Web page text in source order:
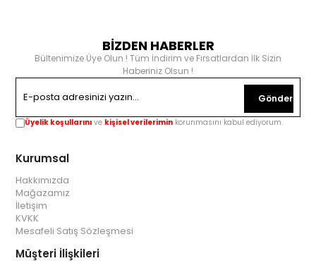
BİZDEN HABERLER
Bültenimize Üye Olun ! Tüm İndirim ve Fırsatlardan İlk Sizin
Haberiniz Olsun !
Gönder
Üyelik koşullarını ve kişisel verilerimin korunmasını kabul ediyorum.
Kurumsal
Hakkımızda
Mağazamız
İletişim
KVKK
Mesafeli Satış Sözleşmesi
Müşteri İlişkileri